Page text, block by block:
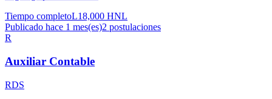
Tiempo completoL18,000 HNL
Publicado hace 1 mes(es)2 postulaciones
R
Auxiliar Contable
RDS